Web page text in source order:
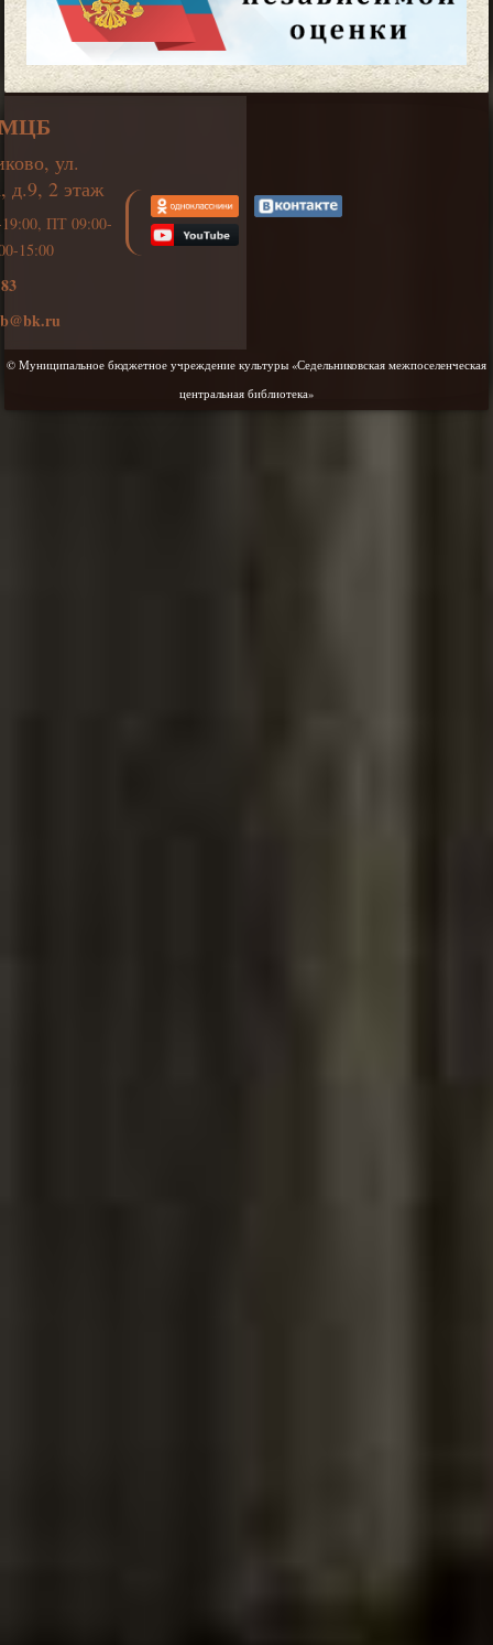
ул.
д.9, 2 этаж
ПТ 09:00-
15:00
© Муниципальное бюджетное учреждение культуры «Седельниковская межпоселенческая
центральная библиотека»